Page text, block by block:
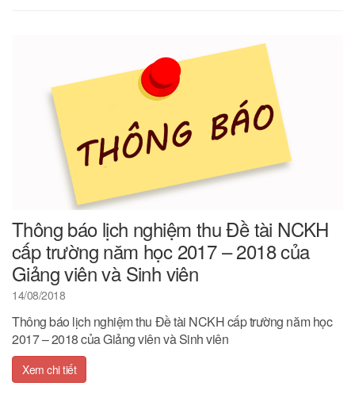
Thông báo lịch nghiệm thu Đề tài NCKH
cấp trường năm học 2017 – 2018 của
Giảng viên và Sinh viên
14/08/2018
Thông báo lịch nghiệm thu Đề tài NCKH cấp trường năm học
2017 – 2018 của Giảng viên và Sinh viên
Xem chi tiết